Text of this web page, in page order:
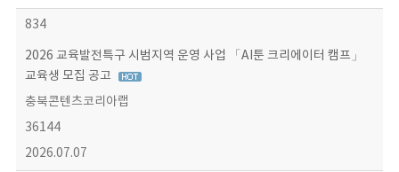
834
2026 교육발전특구 시범지역 운영 사업 「AI툰 크리에이터 캠프」
교육생 모집 공고
충북콘텐츠코리아랩
36144
2026.07.07